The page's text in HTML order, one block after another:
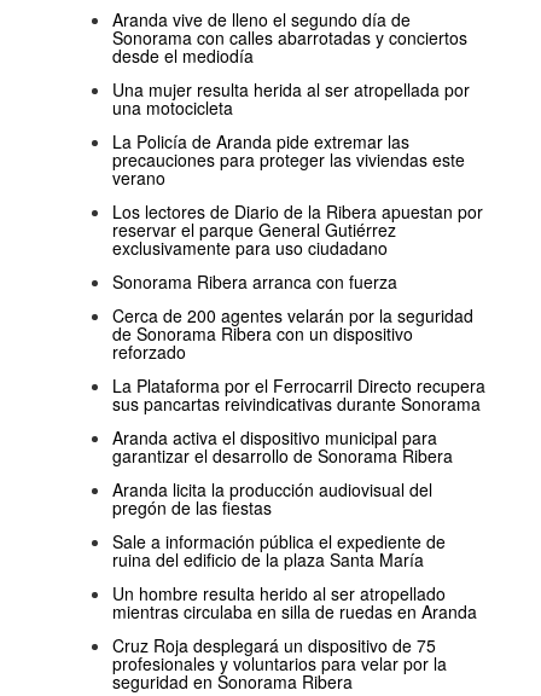
Aranda vive de lleno el segundo día de
Sonorama con calles abarrotadas y conciertos
desde el mediodía
Una mujer resulta herida al ser atropellada por
una motocicleta
La Policía de Aranda pide extremar las
precauciones para proteger las viviendas este
verano
Los lectores de Diario de la Ribera apuestan por
reservar el parque General Gutiérrez
exclusivamente para uso ciudadano
Sonorama Ribera arranca con fuerza
Cerca de 200 agentes velarán por la seguridad
de Sonorama Ribera con un dispositivo
reforzado
La Plataforma por el Ferrocarril Directo recupera
sus pancartas reivindicativas durante Sonorama
Aranda activa el dispositivo municipal para
garantizar el desarrollo de Sonorama Ribera
Aranda licita la producción audiovisual del
pregón de las fiestas
Sale a información pública el expediente de
ruina del edificio de la plaza Santa María
Un hombre resulta herido al ser atropellado
mientras circulaba en silla de ruedas en Aranda
Cruz Roja desplegará un dispositivo de 75
profesionales y voluntarios para velar por la
seguridad en Sonorama Ribera